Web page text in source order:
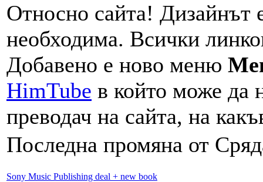
Относно сайта! Дизайнът
необходима. Всички
Добавено е ново меню
HimTube в който може да
преводач на сайта, на
Последна промяна от
Sony Music Publishing deal + new book